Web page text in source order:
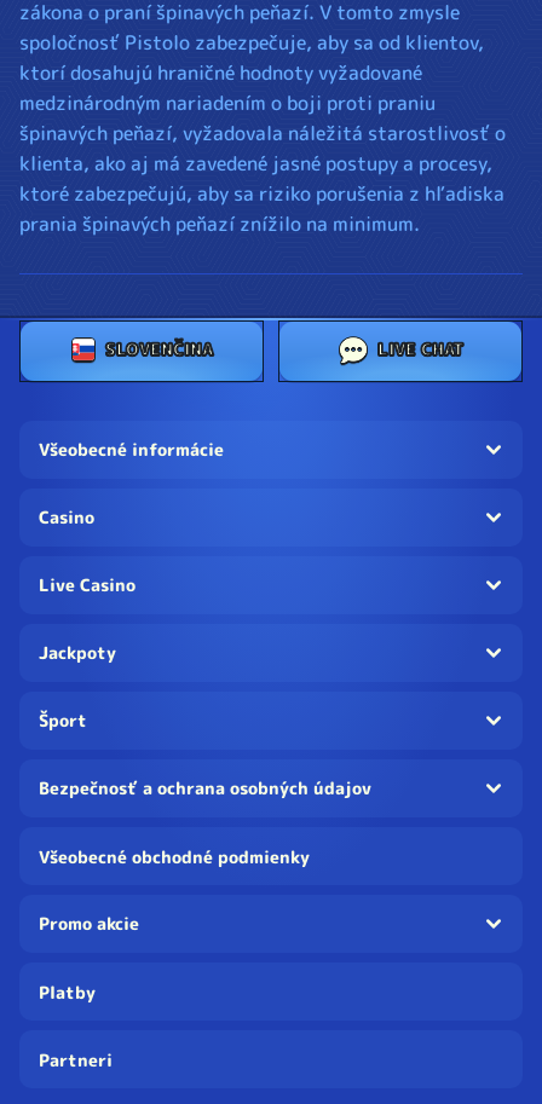
zákona o praní špinavých peňazí. V tomto zmysle
spoločnosť Pistolo zabezpečuje, aby sa od klientov,
ktorí dosahujú hraničné hodnoty vyžadované
medzinárodným nariadením o boji proti praniu
špinavých peňazí, vyžadovala náležitá starostlivosť o
klienta, ako aj má zavedené jasné postupy a procesy,
ktoré zabezpečujú, aby sa riziko porušenia z hľadiska
prania špinavých peňazí znížilo na minimum.
SLOVENČINA LIVE CHAT
Všeobecné informácie
Casino
Live Casino
Jackpoty
Šport
Bezpečnosť a ochrana osobných údajov
Všeobecné obchodné podmienky
Promo akcie
Platby
Partneri